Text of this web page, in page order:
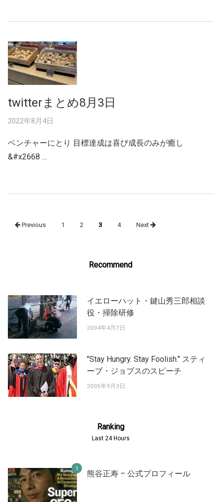
twitterまとめ8月3日
2022年8月4日
ベンチャーにとり 目標達成は喜び成長のみが癒し
&#x2668 …
navigation
Previous 1 2 3 4 Next
Recommend
イエローハット・鍵山秀三郎相談
役・掃除研修
2004年4月7日
"Stay Hungry. Stay Foolish." スティ
ーブ・ジョブスのスピーチ
2005年9月3日
Ranking
Last 24 Hours
熊谷正寿 – 公式プロフィール